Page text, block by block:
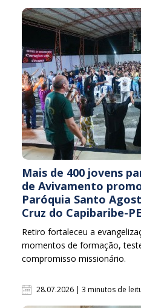
Mais de 400 jovens
de Avivamento
Paróquia Santo
Cruz do Capibaribe-PE
Retiro fortaleceu a
momentos de formação,
compromisso missionário.
28.07.2026 | 3 minutos de